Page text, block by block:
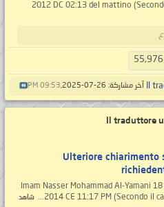
2012 DC 02:13 del mattino
Il آخر مشاركة: 26-07-2025, 09:53 PM
Il traduttore
Ulteriore chiarimento
Imam Nasser Mohammad Al-Yamani
2014 CE 11:17 PM (Secondo il
شاهد